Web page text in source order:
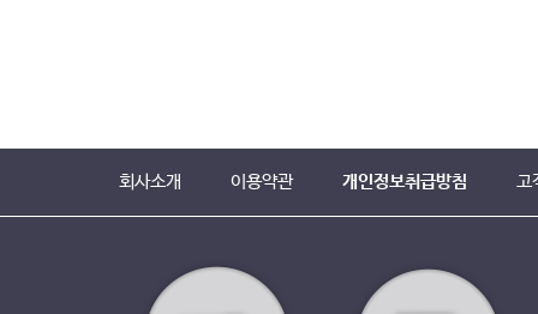
회사소개 이용약관 개인정보취급방침 고